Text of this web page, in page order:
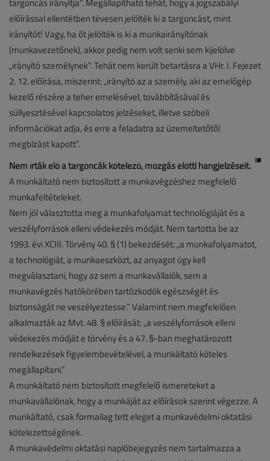
targoncás irányítja”. Megállapítható tehát, hogy a jogszabályi
előírással ellentétben tévesen jelölték ki a targoncást, mint
irányítót! Vagy, ha őt jelölték is ki a munkairányítónak
(munkavezetőnek), akkor pedig nem volt senki sem kijelölve
„irányító személynek”. Tehát nem került betartásra a VHr. I. Fejezet
2. 12. előírása, miszerint: „irányító az a személy, aki az emelőgép
kezelő részére a teher emelésével, továbbításával és
süllyesztésével kapcsolatos jelzéseket, illetve szóbeli
információkat adja, és erre a feladatra az üzemeltetőtől
megbízást kapott”.
Nem írták elő a targoncák kötelező, mozgás előtti hangjelzéseit.
A munkáltató nem biztosított a munkavégzéshez megfelelő
munkafeltételeket.
Nem jól választotta meg a munkafolyamat technológiáját és a
veszélyforrások elleni védekezés módját. Nem tartotta be az
1993. évi XCIII. Törvény 40. § (1) bekezdését: „a munkafolyamatot,
a technológiát, a munkaeszközt, az anyagot úgy kell
megválasztani, hogy az sem a munkavállalók, sem a
munkavégzés hatókörében tartózkodók egészségét és
biztonságát ne veszélyeztesse.” Valamint nem megfelelően
alkalmazták az Mvt. 48. § előírását: „a veszélyforrások elleni
védekezés módját e törvény és a 47. §-ban meghatározott
rendelkezések figyelembevételével, a munkáltató köteles
megállapítani.”
A munkáltató nem biztosított megfelelő ismereteket a
munkavállalónak, hogy a munkáját az előírások szerint végezze. A
munkáltató, csak formailag tett eleget a munkavédelmi oktatási
kötelezettségének.
A munkavédelmi oktatási naplóbejegyzés nem tartalmazza a